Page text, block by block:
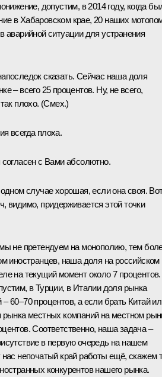
допустим, в 2014 году, когда
в Хабаровском крае, 20 наших
аварийной ситуации для устранения
сказать. Сейчас наша доля
– всего 25 процентов. Ну, не всего,
плохо. (Смех.)
всегда плоха.
согласен с Вами абсолютно.
случае хорошая, если она своя.
видимо, придерживается этой точки
не претендуем на монополию, тем
иностранцев, наша доля на российском
на текущий момент около 7 процентов.
в Турции, в Италии доля рынка
60–70 процентов, а если брать Китай
рынка местных компаний на местном
Соответственно, наша задача –
в первую очередь на нашем
непочатый край работы ещё, скажем
конкурентов нашего рынка.